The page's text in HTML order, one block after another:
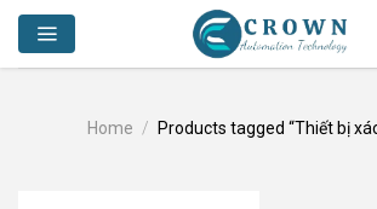
Skip
content
Home / Products tagged “Thiết bị